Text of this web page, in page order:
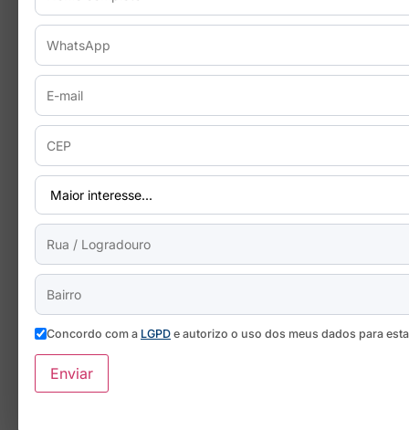
Concordo com a LGPD e autorizo o uso dos meus dados para
Enviar